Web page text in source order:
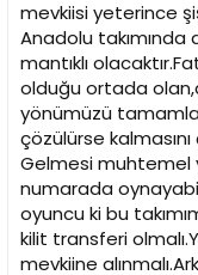
mevkiisi yeterince
Anadolu
mantıklı
olduğu ortada
yönümüzü
çözülürse
Gelmesi muhtemel
numarada
oyuncu ki bu
kilit transferi
mevkiine